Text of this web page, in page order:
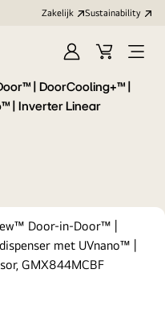
Zakelijk Sustainability
Aanmelden Open
|
| Inverter Linear